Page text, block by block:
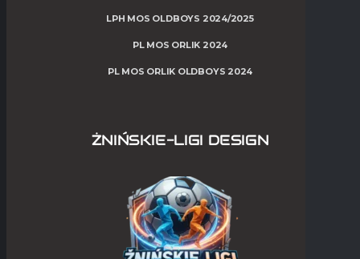
LPH MOS OLDBOYS 2024/2025
PL MOS ORLIK 2024
PL MOS ORLIK OLDBOYS 2024
ŻNIŃSKIE-LIGI DESIGN